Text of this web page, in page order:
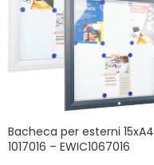
Bacheca per esterni 15xA4
1017016 – EWIC1067016